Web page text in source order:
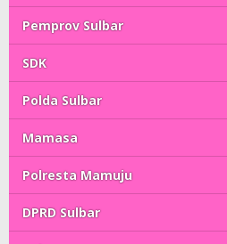
Pemprov Sulbar
SDK
Polda Sulbar
Mamasa
Polresta Mamuju
DPRD Sulbar